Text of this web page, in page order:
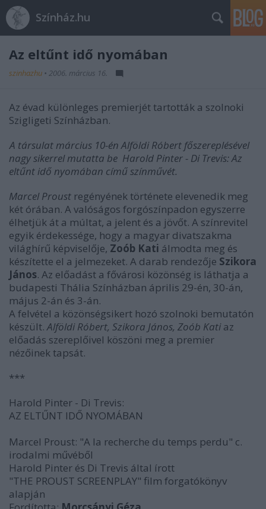
Színház.hu
Az eltűnt idő nyomában
szinhazhu • 2006. március 16.
Az évad különleges premierjét tartották a szolnoki
Szigligeti Színházban.
A társulat március 10-én Alföldi Róbert főszereplésével
nagy sikerrel mutatta be Harold Pinter - Di Trevis: Az
eltűnt idő nyomában című színművét.
Marcel Proust regényének története elevenedik meg
két órában. A valóságos forgószínpadon egyszerre
élhetjük át a múltat, a jelent és a jövőt. A színrevitel
egyik érdekessége, hogy a magyar divatszakma
világhírű képviselője, Zoób Kati álmodta meg és
készítette el a jelmezeket. A darab rendezője Szikora
János. Az előadást a fővárosi közönség is láthatja a
budapesti Thália Színházban április 29-én, 30-án,
május 2-án és 3-án.
A felvétel a közönségsikert hozó szolnoki bemutatón
készült.Alföldi Róbert, Szikora János, Zoób Kati az
előadás szereplőivel köszöni meg a premier
nézőinek tapsát.
***
Harold Pinter - Di Trevis:
AZ ELTŰNT IDŐ NYOMÁBAN
Marcel Proust: "A la recherche du temps perdu" c.
irodalmi művéből
Harold Pinter és Di Trevis által írott
"THE PROUST SCREENPLAY" film forgatókönyv
alapján